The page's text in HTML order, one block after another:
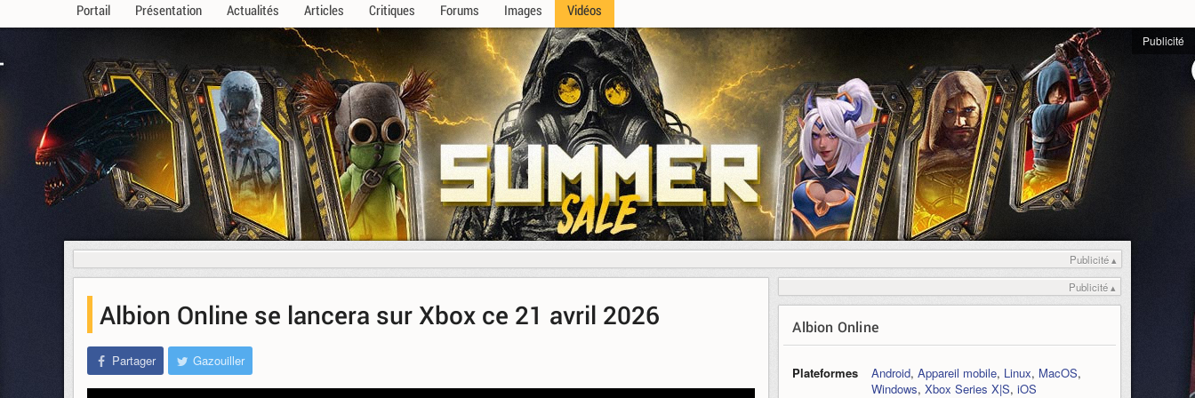
Portail Présentation Actualités Articles Critiques Forums Images Vidéos
Publicité
Publicité ▴
Albion Online se lancera sur Xbox ce 21 avril 2026
Partager Gazouiller
Publicité ▴
Albion Online
Plateformes Android,Appareil mobile, Linux, MacOS,
Windows,Xbox Series X|S,iOS